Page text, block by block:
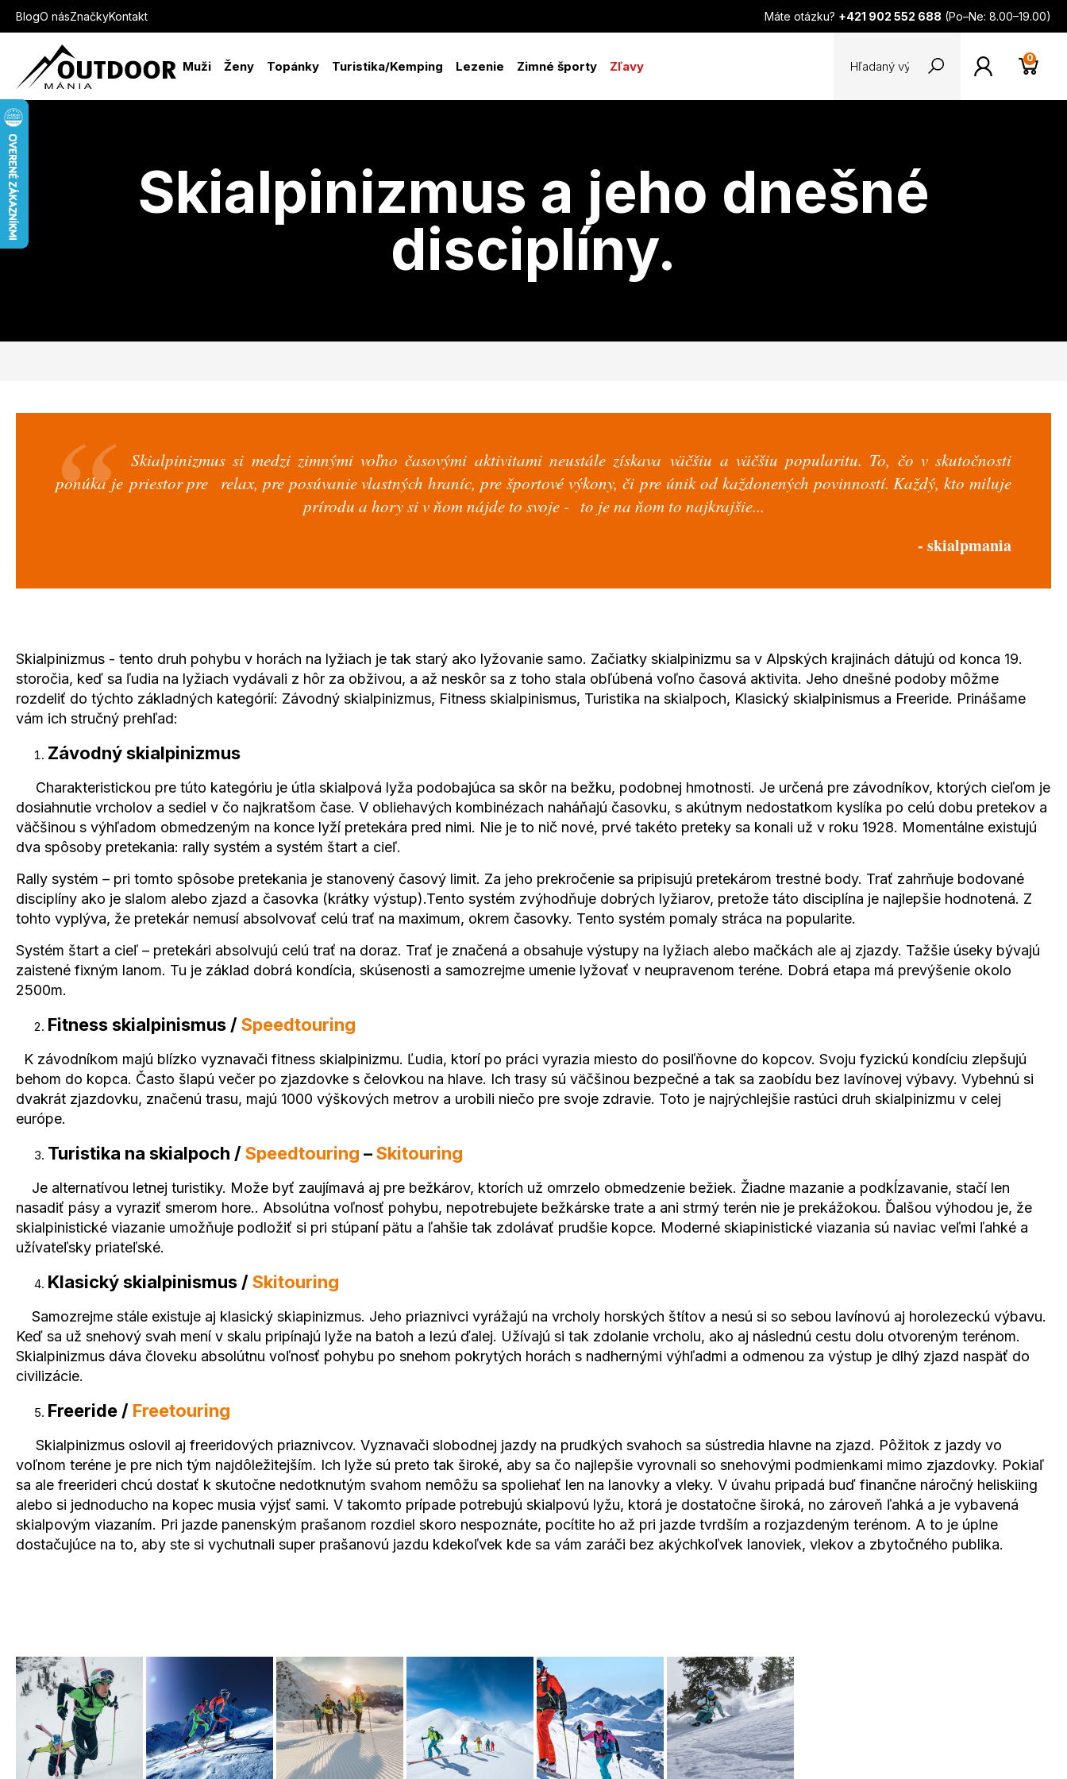
BlogO násZnačkyKontakt Máte otázku? +421 902 552 688 (Po–Ne: 8.00–19.00)
Muži Ženy Topánky Turistika/Kemping Lezenie Zimné športy Zľavy
0
Skialpinizmus a jeho dnešné
disciplíny.
Skialpinizmus si medzi zimnými voľno časovými aktivitami neustále získava väčšiu a väčšiu popularitu. To, čo v skutočnosti
ponúka je priestor pre relax, pre posúvanie vlastných hraníc, pre športové výkony, či pre únik od každonených povinností. Každý, kto miluje
prírodu a hory si v ňom nájde to svoje - to je na ňom to najkrajšie...
- skialpmania
Skialpinizmus - tento druh pohybu v horách na lyžiach je tak starý ako lyžovanie samo. Začiatky skialpinizmu sa v Alpských krajinách dátujú od konca 19.
storočia, keď sa ľudia na lyžiach vydávali z hôr za obživou, a až neskôr sa z toho stala obľúbená voľno časová aktivita. Jeho dnešné podoby môžme
rozdeliť do týchto základných kategórií: Závodný skialpinizmus, Fitness skialpinismus, Turistika na skialpoch, Klasický skialpinismus a Freeride. Prinášame
vám ich stručný prehľad:
Závodný skialpinizmus
Charakteristickou pre túto kategóriu je útla skialpová lyža podobajúca sa skôr na bežku, podobnej hmotnosti. Je určená pre závodníkov, ktorých cieľom je
dosiahnutie vrcholov a sediel v čo najkratšom čase. V obliehavých kombinézach naháňajú časovku, s akútnym nedostatkom kyslíka po celú dobu pretekov a
väčšinou s výhľadom obmedzeným na konce lyží pretekára pred nimi. Nie je to nič nové, prvé takéto preteky sa konali už v roku 1928. Momentálne existujú
dva spôsoby pretekania: rally systém a systém štart a cieľ.
Rally systém – pri tomto spôsobe pretekania je stanovený časový limit. Za jeho prekročenie sa pripisujú pretekárom trestné body. Trať zahrňuje bodované
disciplíny ako je slalom alebo zjazd a časovka (krátky výstup).Tento systém zvýhodňuje dobrých lyžiarov, pretože táto disciplína je najlepšie hodnotená. Z
tohto vyplýva, že pretekár nemusí absolvovať celú trať na maximum, okrem časovky. Tento systém pomaly stráca na popularite.
Systém štart a cieľ – pretekári absolvujú celú trať na doraz. Trať je značená a obsahuje výstupy na lyžiach alebo mačkách ale aj zjazdy. Tažšie úseky bývajú
zaistené fixným lanom. Tu je základ dobrá kondícia, skúsenosti a samozrejme umenie lyžovať v neupravenom teréne. Dobrá etapa má prevýšenie okolo
2500m.
Fitness skialpinismus /Speedtouring
K závodníkom majú blízko vyznavači fitness skialpinizmu. Ľudia, ktorí po práci vyrazia miesto do posiľňovne do kopcov. Svoju fyzickú kondíciu zlepšujú
behom do kopca. Často šlapú večer po zjazdovke s čelovkou na hlave. Ich trasy sú väčšinou bezpečné a tak sa zaobídu bez lavínovej výbavy. Vybehnú si
dvakrát zjazdovku, značenú trasu, majú 1000 výškových metrov a urobili niečo pre svoje zdravie. Toto je najrýchlejšie rastúci druh skialpinizmu v celej
európe.
Turistika na skialpoch /Speedtouring –Skitouring
Je alternatívou letnej turistiky. Može byť zaujímavá aj pre bežkárov, ktorích už omrzelo obmedzenie bežiek. Žiadne mazanie a podkĺzavanie, stačí len
nasadiť pásy a vyraziť smerom hore.. Absolútna voľnosť pohybu, nepotrebujete bežkárske trate a ani strmý terén nie je prekážokou. Ďalšou výhodou je, že
skialpinistické viazanie umožňuje podložiť si pri stúpaní pätu a ľahšie tak zdolávať prudšie kopce. Moderné skiapinistické viazania sú naviac veľmi ľahké a
užívateľsky priateľské.
Klasický skialpinismus /Skitouring
Samozrejme stále existuje aj klasický skiapinizmus. Jeho priaznivci vyrážajú na vrcholy horských štítov a nesú si so sebou lavínovú aj horolezeckú výbavu.
Keď sa už snehový svah mení v skalu pripínajú lyže na batoh a lezú ďalej. Užívajú si tak zdolanie vrcholu, ako aj následnú cestu dolu otvoreným terénom.
Skialpinizmus dáva človeku absolútnu voľnosť pohybu po snehom pokrytých horách s nadhernými výhľadmi a odmenou za výstup je dlhý zjazd naspäť do
civilizácie.
Freeride / Freetouring
Skialpinizmus oslovil aj freeridových priaznivcov. Vyznavači slobodnej jazdy na prudkých svahoch sa sústredia hlavne na zjazd. Pôžitok z jazdy vo
voľnom teréne je pre nich tým najdôležitejším. Ich lyže sú preto tak široké, aby sa čo najlepšie vyrovnali so snehovými podmienkami mimo zjazdovky. Pokiaľ
sa ale freerideri chcú dostať k skutočne nedotknutým svahom nemôžu sa spoliehať len na lanovky a vleky. V úvahu pripadá buď finančne náročný heliskiing
alebo si jednoducho na kopec musia výjsť sami. V takomto prípade potrebujú skialpovú lyžu, ktorá je dostatočne široká, no zároveň ľahká a je vybavená
skialpovým viazaním. Pri jazde panenským prašanom rozdiel skoro nespoznáte, pocítite ho až pri jazde tvrdším a rozjazdeným terénom. A to je úplne
dostačujúce na to, aby ste si vychutnali super prašanovú jazdu kdekoľvek kde sa vám zaráči bez akýchkoľvek lanoviek, vlekov a zbytočného publika.